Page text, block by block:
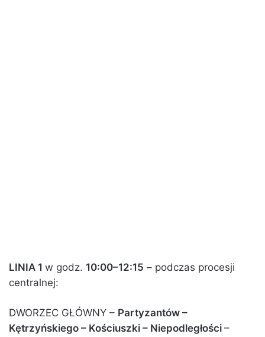
LINIA 1 w godz. 10:00–12:15 – podczas procesji
centralnej:
DWORZEC GŁÓWNY – Partyzantów –
Kętrzyńskiego – Kościuszki – Niepodległości –